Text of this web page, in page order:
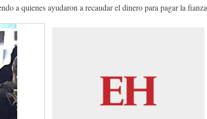
a quienes ayudaron a recaudar el dinero para pagar la fianza